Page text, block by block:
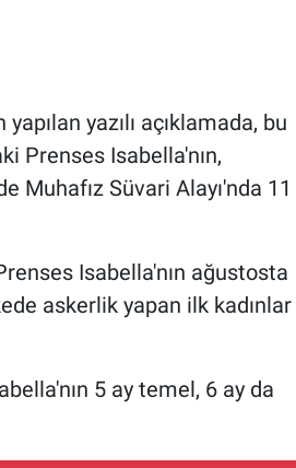
yazılı açıklamada, bu
Prenses Isabella'nın,
Muhafız Süvari Alayı'nda 11
Isabella'nın ağustosta
askerlik yapan ilk kadınlar
5 ay temel, 6 ay da